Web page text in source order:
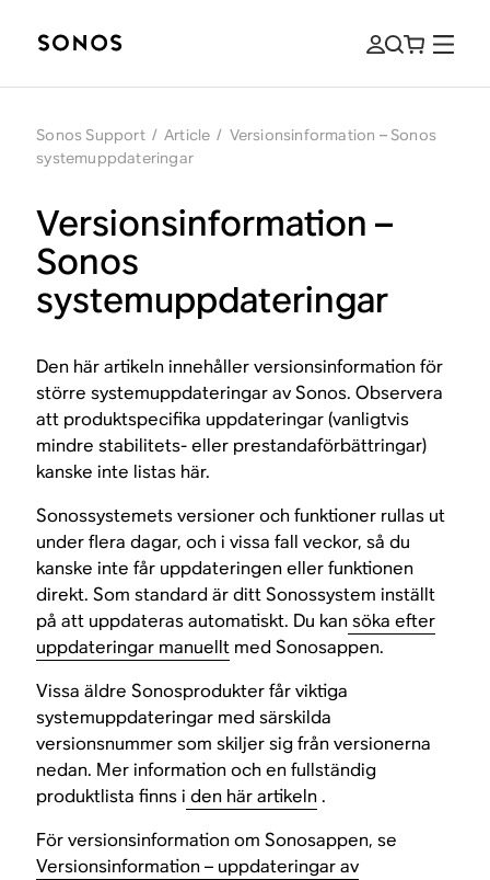
Sonos Support / Article / Versionsinformation – Sonos
systemuppdateringar
Versionsinformation –
Sonos
systemuppdateringar
Den här artikeln innehåller versionsinformation för
större systemuppdateringar av Sonos. Observera
att produktspecifika uppdateringar (vanligtvis
mindre stabilitets- eller prestandaförbättringar)
kanske inte listas här.
Sonossystemets versioner och funktioner rullas ut
under flera dagar, och i vissa fall veckor, så du
kanske inte får uppdateringen eller funktionen
direkt. Som standard är ditt Sonossystem inställt
på att uppdateras automatiskt. Du kansöka efter
uppdateringar manuellt med Sonosappen.
Vissa äldre Sonosprodukter får viktiga
systemuppdateringar med särskilda
versionsnummer som skiljer sig från versionerna
nedan. Mer information och en fullständig
produktlista finns i den här artikeln.
För versionsinformation om Sonosappen, se
Versionsinformation – uppdateringar av